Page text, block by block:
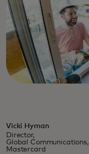
Vicki Hyman
Director,
Global Communications,
Mastercard